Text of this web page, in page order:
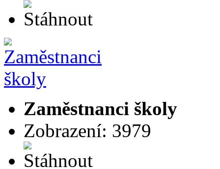
Zaměstnanci školy
Zobrazení: 3979